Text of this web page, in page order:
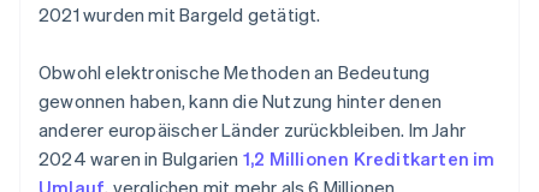
2021 wurden mit Bargeld getätigt.
Obwohl elektronische Methoden an Bedeutung
gewonnen haben, kann die Nutzung hinter denen
anderer europäischer Länder zurückbleiben. Im Jahr
2024 waren in Bulgarien 1,2 Millionen Kreditkarten im